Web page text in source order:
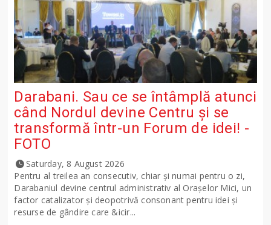
Darabani. Sau ce se întâmplă atunci
când Nordul devine Centru și se
transformă într-un Forum de idei! -
FOTO
Saturday, 8 August 2026
Pentru al treilea an consecutiv, chiar și numai pentru o zi,
Darabaniul devine centrul administrativ al Orașelor Mici, un
factor catalizator și deopotrivă consonant pentru idei și
resurse de gândire care &icir...